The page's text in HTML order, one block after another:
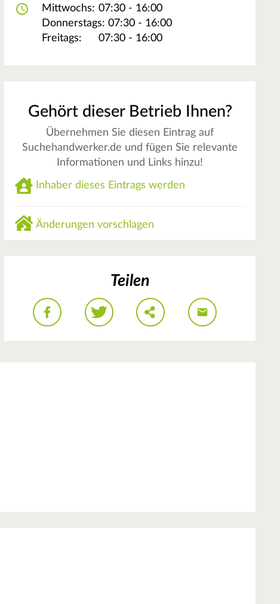
Mittwochs: 07:30 - 16:00
Donnerstags: 07:30 - 16:00
Freitags:
07:30 - 16:00
Gehört dieser Betrieb Ihnen?
Übernehmen Sie diesen Eintrag auf
Suchehandwerker.de und fügen Sie relevante
Informationen und Links hinzu!
Inhaber dieses Eintrags werden
Änderungen vorschlagen
Teilen